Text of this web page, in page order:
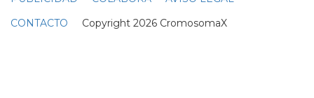
CONTACTO Copyright 2026 CromosomaX